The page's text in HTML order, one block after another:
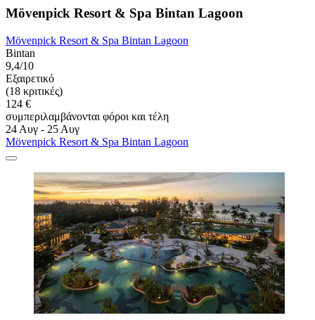
Mövenpick Resort & Spa Bintan Lagoon
Mövenpick Resort & Spa Bintan Lagoon
Bintan
9,4/10
Εξαιρετικό
(18 κριτικές)
124 €
συμπεριλαμβάνονται φόροι και τέλη
24 Αυγ - 25 Αυγ
Mövenpick Resort & Spa Bintan Lagoon